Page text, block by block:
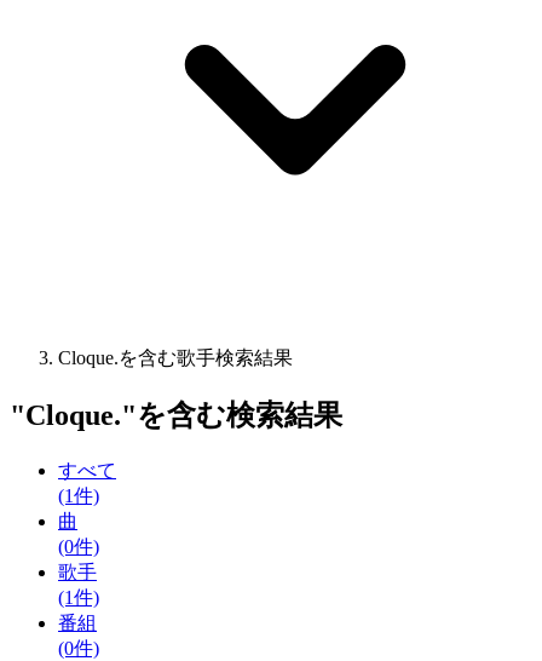
Cloque.を含む歌手検索結果
"Cloque."を含む検索結果
すべて
(1件)
曲
(0件)
歌手
(1件)
番組
(0件)